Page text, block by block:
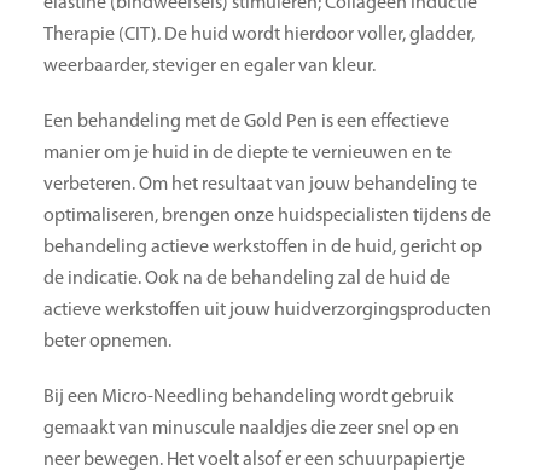
Therapie (CIT). De huid wordt hierdoor voller, gladder,
weerbaarder, steviger en egaler van kleur.
Een behandeling met de Gold Pen is een effectieve
manier om je huid in de diepte te vernieuwen en te
verbeteren. Om het resultaat van jouw behandeling te
optimaliseren, brengen onze huidspecialisten tijdens de
behandeling actieve werkstoffen in de huid, gericht op
de indicatie. Ook na de behandeling zal de huid de
actieve werkstoffen uit jouw huidverzorgingsproducten
beter opnemen.
Bij een Micro-Needling behandeling wordt gebruik
gemaakt van minuscule naaldjes die zeer snel op en
neer bewegen. Het voelt alsof er een schuurpapiertje